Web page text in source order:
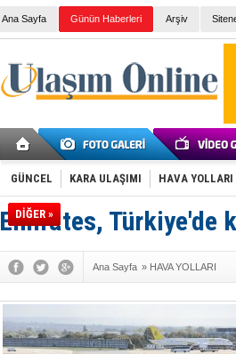
Ana Sayfa Günün Haberleri Arşiv
GÜNCEL KARA ULAŞIMI HAVA YOLLARI
DİĞER »
Emirates, Türkiye'de
Ana Sayfa » HAVA YOLLARI